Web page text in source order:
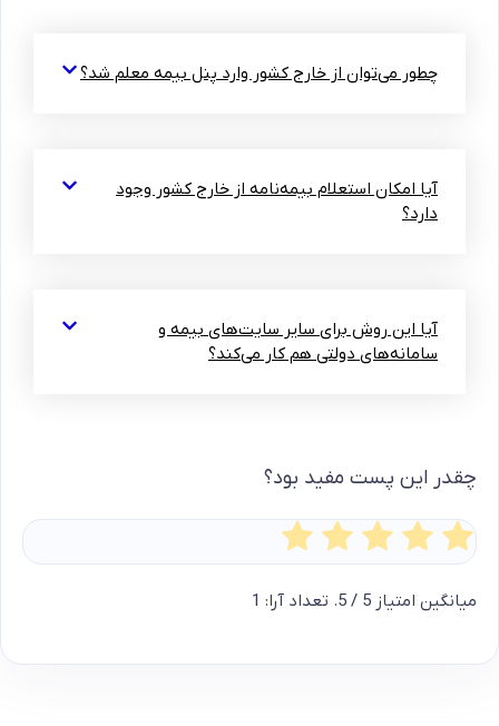
چطور می‌توان از خارج کشور وارد پنل بیمه معلم شد؟
آیا امکان استعلام بیمه‌نامه از خارج کشور وجود
دارد؟
آیا این روش برای سایر سایت‌های بیمه و
سامانه‌های دولتی هم کار می‌کند؟
چقدر این پست مفید بود؟
میانگین امتیاز 5 / 5. تعداد آرا: 1